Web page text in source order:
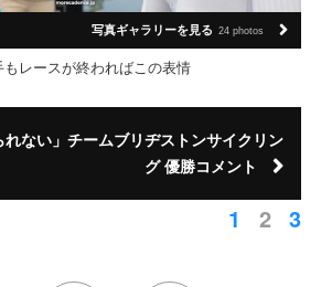
写真ギャラリーを見る 24 photos
レースが終わればこの表情
れない」チームブリヂストンサイクリン
グ 優勝コメント
1 2 3